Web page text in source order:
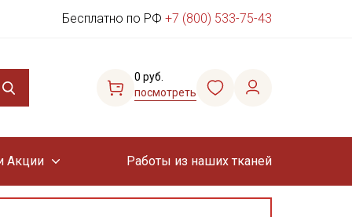
Бесплатно по РФ +7 (800) 533-75-43
0 руб.
посмотреть
Акции Работы из наших тканей